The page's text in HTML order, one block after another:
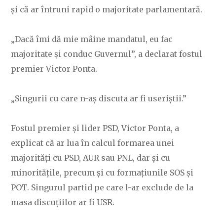
și că ar întruni rapid o majoritate parlamentară.
„Dacă îmi dă mie mâine mandatul, eu fac
majoritate și conduc Guvernul”, a declarat fostul
premier Victor Ponta.
„Singurii cu care n-aș discuta ar fi useriștii.”
Fostul premier și lider PSD, Victor Ponta, a
explicat că ar lua în calcul formarea unei
majorități cu PSD, AUR sau PNL, dar și cu
minoritățile, precum și cu formațiunile SOS și
POT. Singurul partid pe care l-ar exclude de la
masa discuțiilor ar fi USR.